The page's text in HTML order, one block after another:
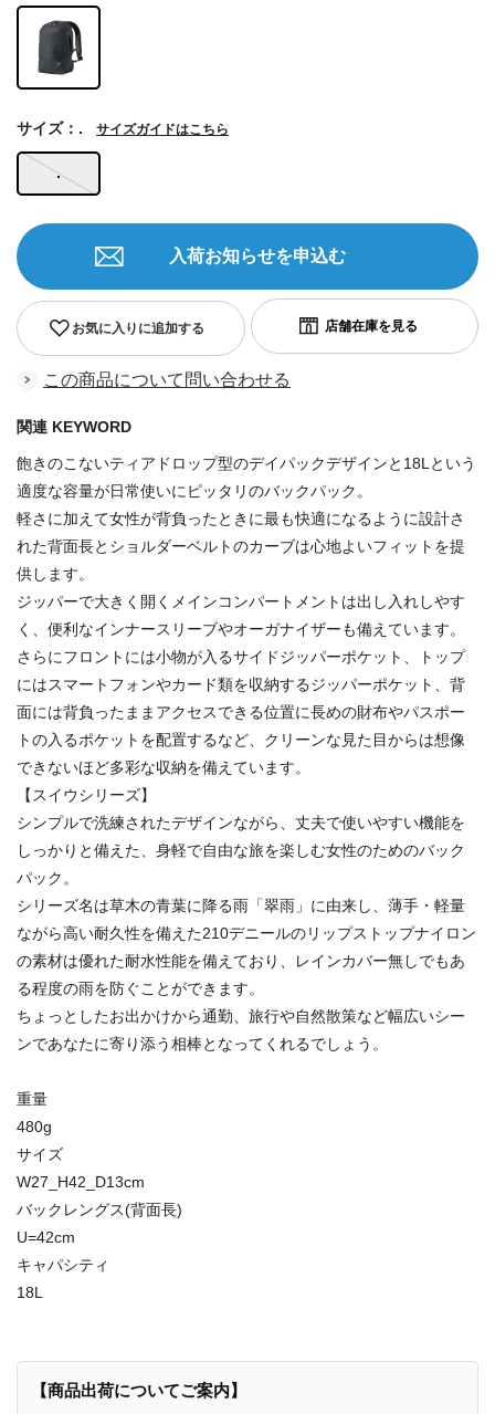
.
サイズ：. サイズガイドはこちら
お気に入りに追加する
入荷お知らせを申込む
この商品について問い合わせる
関連 KEYWORD
飽きのこないティアドロップ型のデイパックデザインと18Lという
適度な容量が日常使いにピッタリのバックパック。
軽さに加えて女性が背負ったときに最も快適になるように設計さ
れた背面長とショルダーベルトのカーブは心地よいフィットを提
供します。
ジッパーで大きく開くメインコンパートメントは出し入れしやす
く、便利なインナースリーブやオーガナイザーも備えています。
さらにフロントには小物が入るサイドジッパーポケット、トップ
にはスマートフォンやカード類を収納するジッパーポケット、背
面には背負ったままアクセスできる位置に長めの財布やパスポー
トの入るポケットを配置するなど、クリーンな見た目からは想像
できないほど多彩な収納を備えています。
【スイウシリーズ】
シンプルで洗練されたデザインながら、丈夫で使いやすい機能を
しっかりと備えた、身軽で自由な旅を楽しむ女性のためのバック
パック。
シリーズ名は草木の青葉に降る雨「翠雨」に由来し、薄手・軽量
ながら高い耐久性を備えた210デニールのリップストップナイロン
の素材は優れた耐水性能を備えており、レインカバー無しでもあ
る程度の雨を防ぐことができます。
ちょっとしたお出かけから通勤、旅行や自然散策など幅広いシー
ンであなたに寄り添う相棒となってくれるでしょう。
重量
480g
サイズ
W27_H42_D13cm
バックレングス(背面長)
U=42cm
キャパシティ
18L
【商品出荷についてご案内】